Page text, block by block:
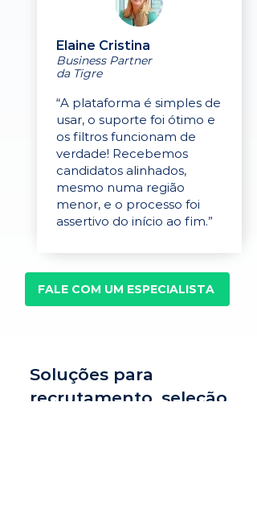
Elaine Cristina
Business Partner
da Tigre
“A plataforma é simples de
usar, o suporte foi ótimo e
os filtros funcionam de
verdade! Recebemos
candidatos alinhados,
mesmo numa região
menor, e o processo foi
assertivo do início ao fim.”
FALE COM UM ESPECIALISTA
Soluções para
recrutamento, seleção